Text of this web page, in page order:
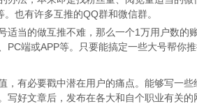
也有许多互推的QQ群和微信群。
当的做互推不难，那么一个1万用户数的
PC端或APP等。只要能搞定一些大号帮你
有必要戳中潜在用户的痛点。能够写一些
写好文章后，发布在各大和自个职业有关